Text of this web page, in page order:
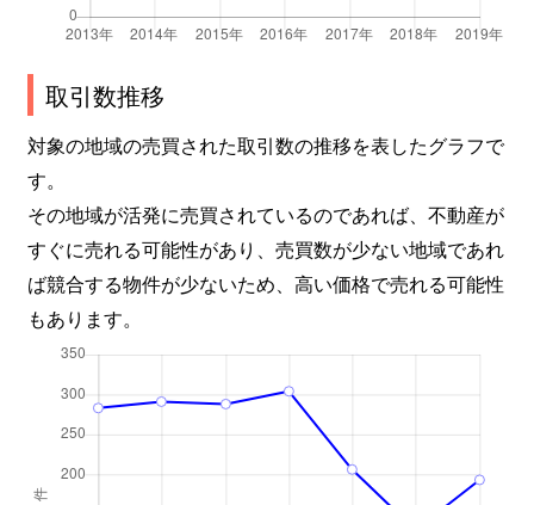
取引数推移
対象の地域の売買された取引数の推移を表したグラフで
す。
その地域が活発に売買されているのであれば、不動産が
すぐに売れる可能性があり、売買数が少ない地域であれ
ば競合する物件が少ないため、高い価格で売れる可能性
もあります。